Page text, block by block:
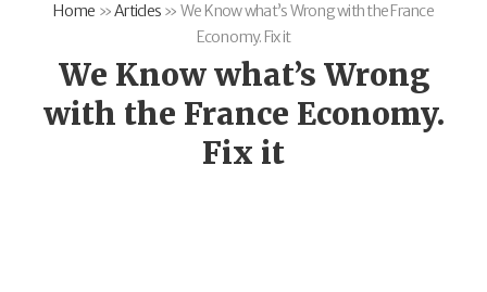
Home »Articles » We Know what’s Wrong with the France
Economy. Fix it
We Know what’s Wrong
with the France Economy.
Fix it